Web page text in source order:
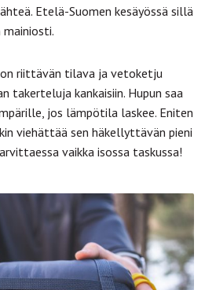
Etelä-Suomen kesäyössä sillä
mainiosti.
on riittävän tilava ja vetoketju
takerteluja kankaisiin. Hupun saa
jos lämpötila laskee. Eniten
viehättää sen häkellyttävän pieni
vaikka isossa taskussa!